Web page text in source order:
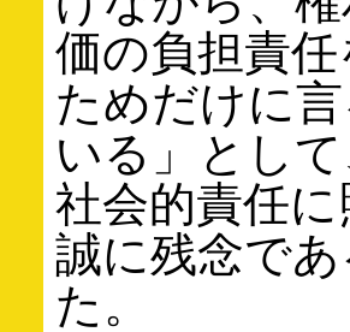
価の負担責
ためだけに
いる」とし
社会的責任
誠に残念で
た。